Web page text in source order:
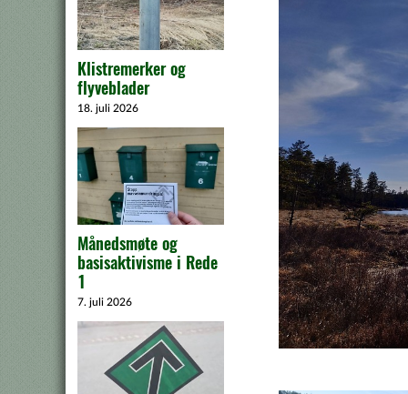
Klistremerker og
flyveblader
18. juli 2026
Månedsmøte og
basisaktivisme i Rede
1
7. juli 2026